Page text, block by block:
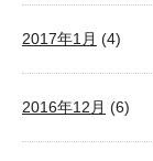
2017年1月 (4)
2016年12月 (6)